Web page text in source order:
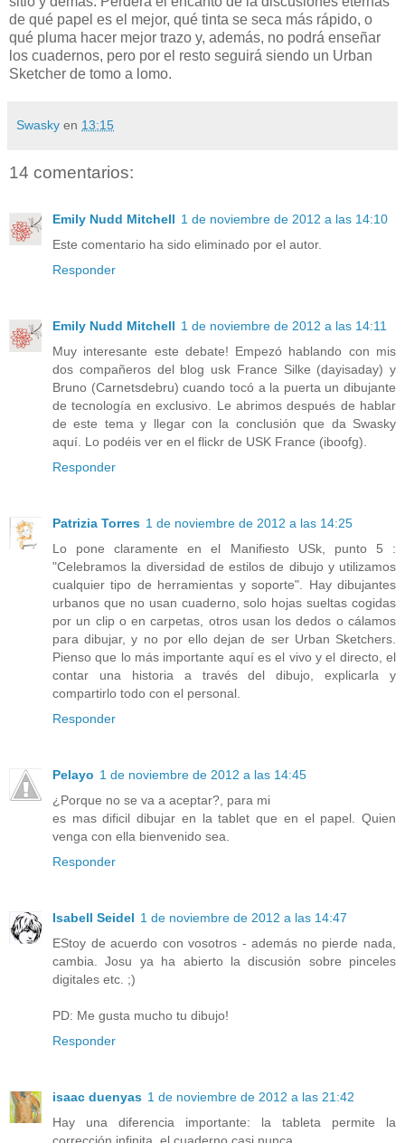
de qué papel es el mejor, qué tinta se seca más rápido, o
qué pluma hacer mejor trazo y, además, no podrá enseñar
los cuadernos, pero por el resto seguirá siendo un Urban
Sketcher de tomo a lomo.
Swasky en 13:15
14 comentarios:
Emily Nudd Mitchell 1 de noviembre de 2012 a las 14:10
Este comentario ha sido eliminado por el autor.
Responder
Emily Nudd Mitchell 1 de noviembre de 2012 a las 14:11
Muy interesante este debate! Empezó hablando con mis
dos compañeros del blog usk France Silke (dayisaday) y
Bruno (Carnetsdebru) cuando tocó a la puerta un dibujante
de tecnología en exclusivo. Le abrimos después de hablar
de este tema y llegar con la conclusión que da Swasky
aquí. Lo podéis ver en el flickr de USK France (iboofg).
Responder
Patrizia Torres 1 de noviembre de 2012 a las 14:25
Lo pone claramente en el Manifiesto USk, punto 5 :
"Celebramos la diversidad de estilos de dibujo y utilizamos
cualquier tipo de herramientas y soporte". Hay dibujantes
urbanos que no usan cuaderno, solo hojas sueltas cogidas
por un clip o en carpetas, otros usan los dedos o cálamos
para dibujar, y no por ello dejan de ser Urban Sketchers.
Pienso que lo más importante aquí es el vivo y el directo, el
contar una historia a través del dibujo, explicarla y
compartirlo todo con el personal.
Responder
Pelayo 1 de noviembre de 2012 a las 14:45
¿Porque no se va a aceptar?, para mi
es mas dificil dibujar en la tablet que en el papel. Quien
venga con ella bienvenido sea.
Responder
Isabell Seidel 1 de noviembre de 2012 a las 14:47
EStoy de acuerdo con vosotros - además no pierde nada,
cambia. Josu ya ha abierto la discusión sobre pinceles
digitales etc. ;)
PD: Me gusta mucho tu dibujo!
Responder
isaac duenyas 1 de noviembre de 2012 a las 21:42
Hay una diferencia importante: la tableta permite la